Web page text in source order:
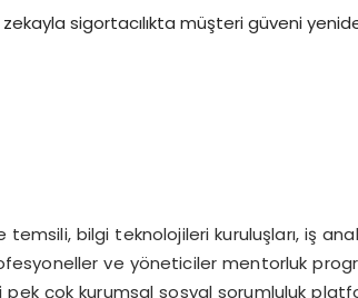
temsili, bilgi teknolojileri kuruluşları, iş
ve yöneticiler mentorluk
pek çok kurumsal sosyal sorumluluk